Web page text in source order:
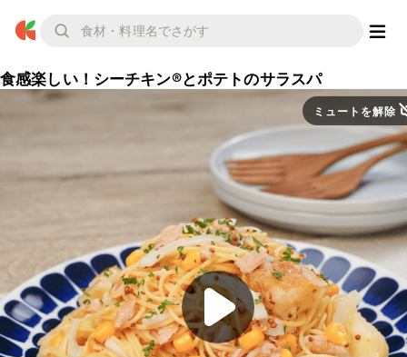
食感楽しい！シーチキン®︎とポテトのサラスパ
ミュートを解除